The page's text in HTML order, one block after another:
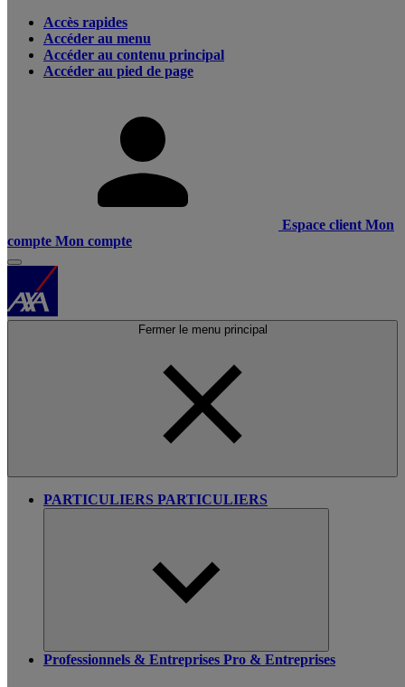
Accès rapides
Accéder au menu
Accéder au contenu principal
Accéder au pied de page
Espace client Mon
compte Mon compte
Fermer le menu principal
PARTICULIERS PARTICULIERS
Professionnels & Entreprises Pro & Entreprises